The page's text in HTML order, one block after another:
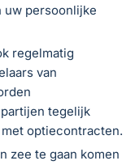
uw persoonlijke
regelmatig
van
tegelijk
optiecontracten.
zee te gaan komen